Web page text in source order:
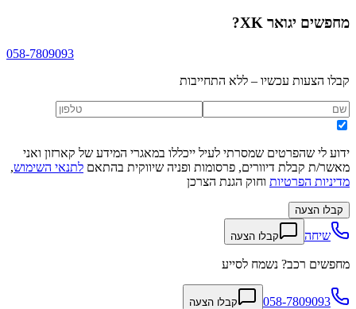
מחפשים יגואר XK ?
058-7809093
קבלו הצעות עכשיו – ללא התחייבות
ידוע לי שהפרטים שמסרתי לעיל ייכללו במאגרי המידע של קארזון ואני
מאשר/ת קבלת דיוורים, פרסומות ופניה שיווקית בהתאם לתנאי השימוש,
מדיניות הפרטיות וחוק הגנת הצרכן
קבלו הצעה
שיחה קבלו הצעה
מחפשים רכב? נשמח לסייע
058-7809093 קבלו הצעה